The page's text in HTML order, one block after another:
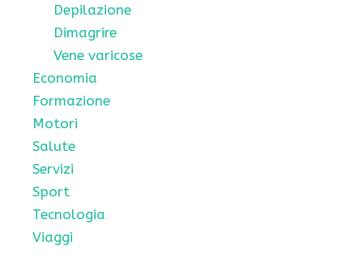
Depilazione
Dimagrire
Vene varicose
Economia
Formazione
Motori
Salute
Servizi
Sport
Tecnologia
Viaggi